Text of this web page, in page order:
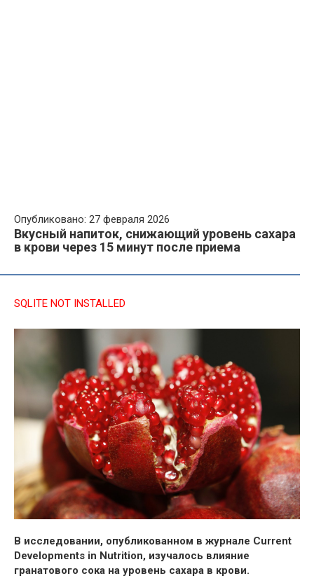
Опубликовано: 27 февраля 2026
Вкусный напиток, снижающий уровень сахара
в крови через 15 минут после приема
SQLITE NOT INSTALLED
В исследовании, опубликованном в журнале Current
Developments in Nutrition, изучалось влияние
гранатового сока на уровень сахара в крови.